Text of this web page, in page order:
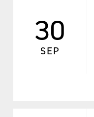
30
SEP